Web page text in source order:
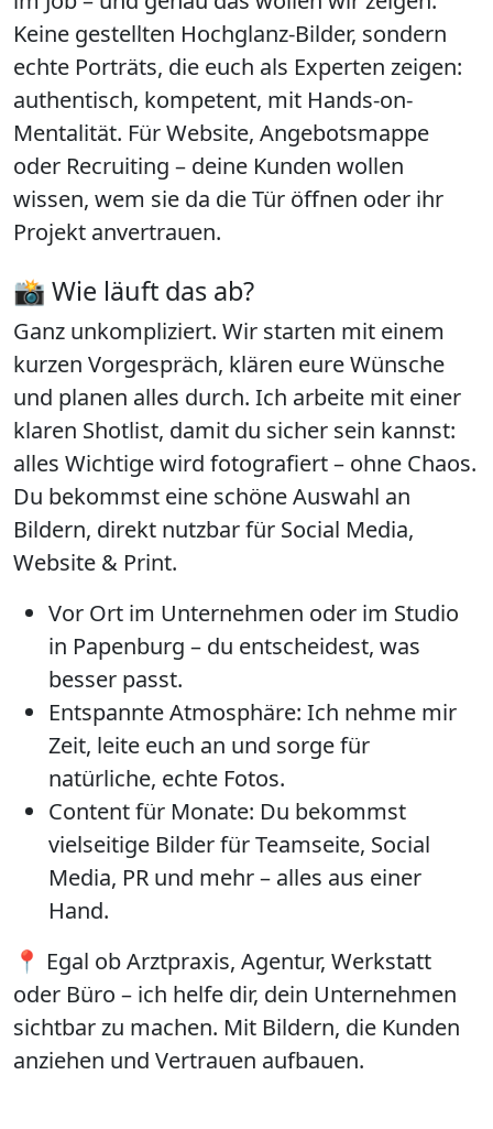
Keine gestellten Hochglanz-Bilder, sondern
echte Porträts, die euch als Experten zeigen:
authentisch, kompetent, mit Hands-on-
Mentalität. Für Website, Angebotsmappe
oder Recruiting – deine Kunden wollen
wissen, wem sie da die Tür öffnen oder ihr
Projekt anvertrauen.
📸 Wie läuft das ab?
Ganz unkompliziert. Wir starten mit einem
kurzen Vorgespräch, klären eure Wünsche
und planen alles durch. Ich arbeite mit einer
klaren Shotlist, damit du sicher sein kannst:
alles Wichtige wird fotografiert – ohne Chaos.
Du bekommst eine schöne Auswahl an
Bildern, direkt nutzbar für Social Media,
Website & Print.
Vor Ort im Unternehmen oder im Studio
in Papenburg – du entscheidest, was
besser passt.
Entspannte Atmosphäre: Ich nehme mir
Zeit, leite euch an und sorge für
natürliche, echte Fotos.
Content für Monate: Du bekommst
vielseitige Bilder für Teamseite, Social
Media, PR und mehr – alles aus einer
Hand.
📍 Egal ob Arztpraxis, Agentur, Werkstatt
oder Büro – ich helfe dir, dein Unternehmen
sichtbar zu machen. Mit Bildern, die Kunden
anziehen und Vertrauen aufbauen.